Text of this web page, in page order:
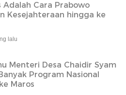
Adalah Cara Prabowo
Kesejahteraan hingga ke
lalu
Menteri Desa Chaidir Syam
Program Nasional
Maros